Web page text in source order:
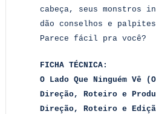
cabeça, seus monstros
dão conselhos e
Parece fácil pra você?
FICHA TÉCNICA:
O Lado Que Ninguém Vê
Direção, Roteiro e
Direção, Roteiro e